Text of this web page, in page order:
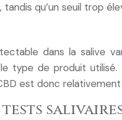
qu’un seuil trop
dans la salive
type de produit
est donc